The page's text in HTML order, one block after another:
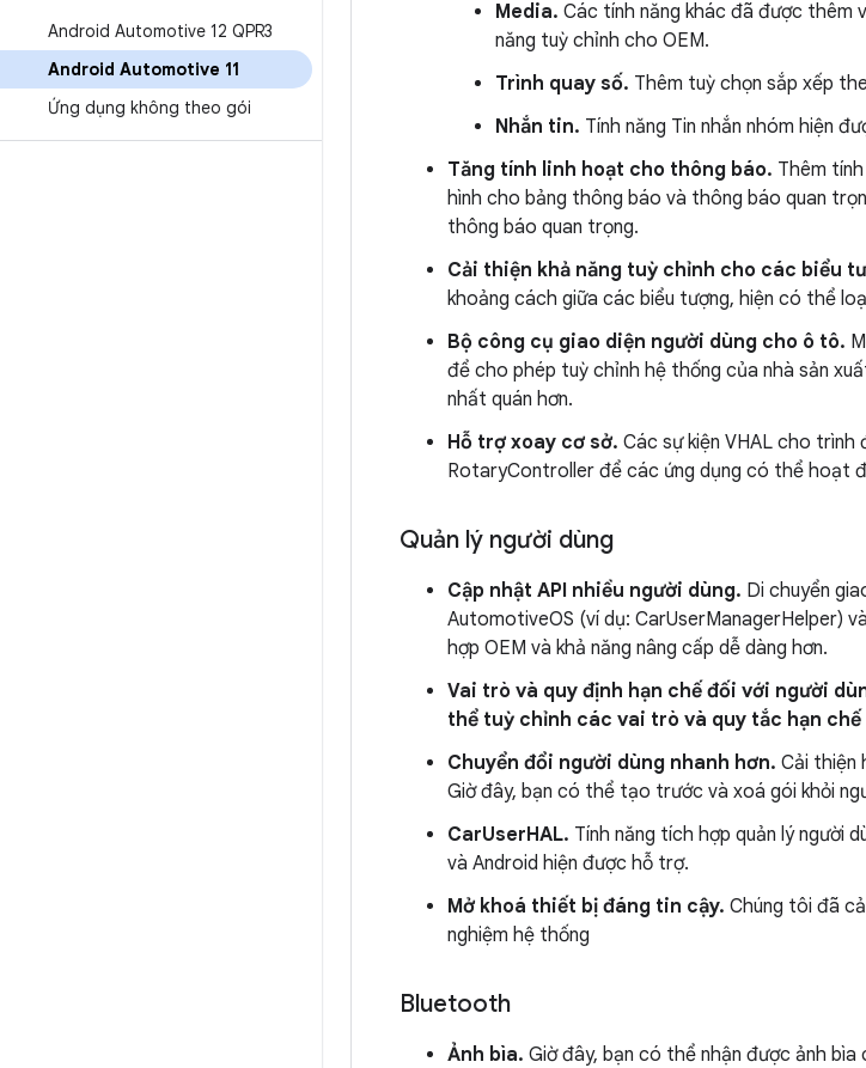
Android Automotive 12 QPR3
Android Automotive 11
Ứng dụng không theo gói
Media. Các tính năng khác đã được thêm
năng tuỳ chỉnh cho OEM.
Trình quay số. Thêm tuỳ chọn sắp xếp
Nhắn tin. Tính năng Tin nhắn nhóm hiện
Tăng tính linh hoạt cho thông báo. Thêm
hình cho bảng thông báo và thông báo quan
thông báo quan trọng.
Cải thiện khả năng tuỳ chỉnh cho các biểu
khoảng cách giữa các biểu tượng, hiện có thể
Bộ công cụ giao diện người dùng cho ô tô.
để cho phép tuỳ chỉnh hệ thống của nhà sản
nhất quán hơn.
Hỗ trợ xoay cơ sở. Các sự kiện VHAL cho
RotaryController để các ứng dụng có thể hoạt
Quản lý người dùng
Cập nhật API nhiều người dùng. Di chuyển
AutomotiveOS (ví dụ: CarUserManagerHelper)
hợp OEM và khả năng nâng cấp dễ dàng hơn.
Vai trò và quy định hạn chế đối với người
thể tuỳ chỉnh các vai trò và quy tắc hạn
Chuyển đổi người dùng nhanh hơn. Cải thiện
Giờ đây, bạn có thể tạo trước và xoá gói khỏi
CarUserHAL. Tính năng tích hợp quản lý người
và Android hiện được hỗ trợ.
Mở khoá thiết bị đáng tin cậy. Chúng tôi đã
nghiệm hệ thống
Bluetooth
Ảnh bìa. Giờ đây, bạn có thể nhận được ảnh